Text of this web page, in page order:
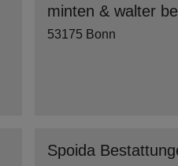
minten & walter
53175 Bonn
Spoida